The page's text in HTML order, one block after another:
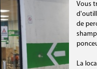
Vous
de
La